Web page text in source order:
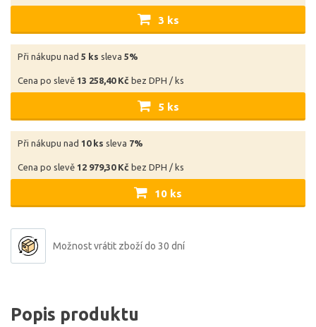
3 ks
Při nákupu nad 5 ks sleva 5%
Cena po slevě 13 258,40 Kč bez DPH / ks
5 ks
Při nákupu nad 10 ks sleva 7%
Cena po slevě 12 979,30 Kč bez DPH / ks
10 ks
Možnost vrátit zboží do 30 dní
Popis produktu